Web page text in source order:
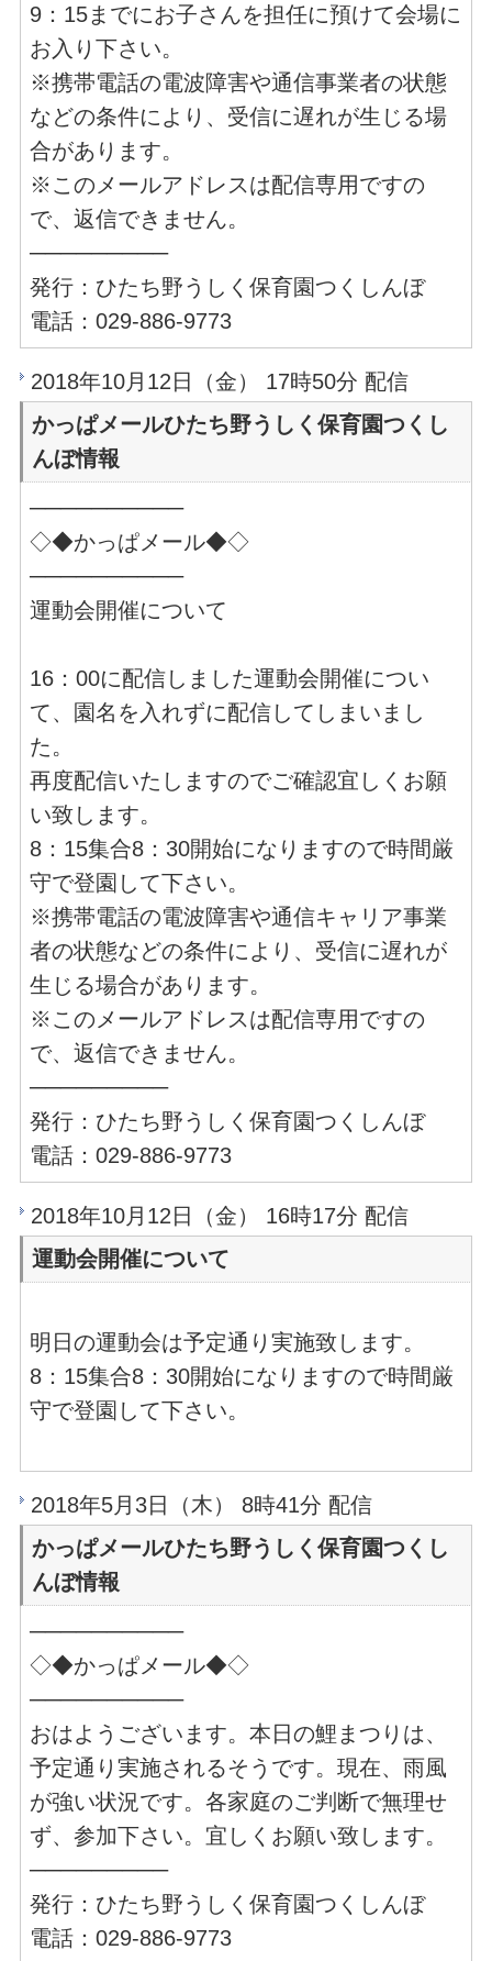
9：15までにお子さんを担任に預けて会場に
お入り下さい。
※携帯電話の電波障害や通信事業者の状態
などの条件により、受信に遅れが生じる場
合があります。
※このメールアドレスは配信専用ですの
で、返信できません。
─────────
発行：ひたち野うしく保育園つくしんぼ
電話：029-886-9773
2018年10月12日（金） 17時50分 配信
かっぱメールひたち野うしく保育園つくし
んぼ情報
──────────
◇◆かっぱメール◆◇
──────────
運動会開催について
16：00に配信しました運動会開催につい
て、園名を入れずに配信してしまいまし
た。
再度配信いたしますのでご確認宜しくお願
い致します。
8：15集合8：30開始になりますので時間厳
守で登園して下さい。
※携帯電話の電波障害や通信キャリア事業
者の状態などの条件により、受信に遅れが
生じる場合があります。
※このメールアドレスは配信専用ですの
で、返信できません。
─────────
発行：ひたち野うしく保育園つくしんぼ
電話：029-886-9773
2018年10月12日（金） 16時17分 配信
運動会開催について
明日の運動会は予定通り実施致します。
8：15集合8：30開始になりますので時間厳
守で登園して下さい。
2018年5月3日（木） 8時41分 配信
かっぱメールひたち野うしく保育園つくし
んぼ情報
──────────
◇◆かっぱメール◆◇
──────────
おはようございます。本日の鯉まつりは、
予定通り実施されるそうです。現在、雨風
が強い状況です。各家庭のご判断で無理せ
ず、参加下さい。宜しくお願い致します。
─────────
発行：ひたち野うしく保育園つくしんぼ
電話：029-886-9773